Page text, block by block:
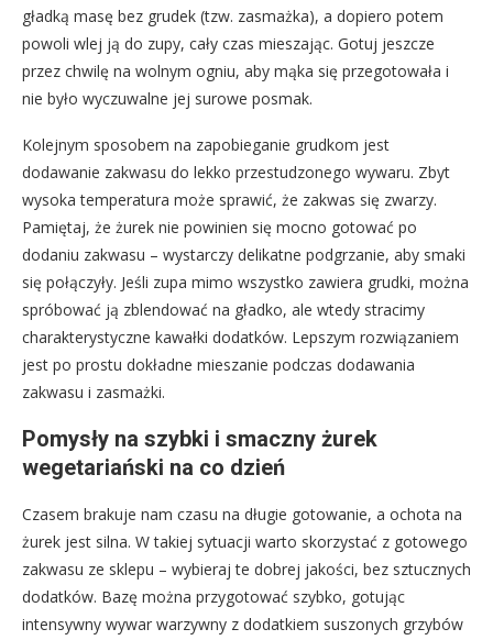
gładką masę bez grudek (tzw. zasmażka), a dopiero potem
powoli wlej ją do zupy, cały czas mieszając. Gotuj jeszcze
przez chwilę na wolnym ogniu, aby mąka się przegotowała i
nie było wyczuwalne jej surowe posmak.
Kolejnym sposobem na zapobieganie grudkom jest
dodawanie zakwasu do lekko przestudzonego wywaru. Zbyt
wysoka temperatura może sprawić, że zakwas się zwarzy.
Pamiętaj, że żurek nie powinien się mocno gotować po
dodaniu zakwasu – wystarczy delikatne podgrzanie, aby smaki
się połączyły. Jeśli zupa mimo wszystko zawiera grudki, można
spróbować ją zblendować na gładko, ale wtedy stracimy
charakterystyczne kawałki dodatków. Lepszym rozwiązaniem
jest po prostu dokładne mieszanie podczas dodawania
zakwasu i zasmażki.
Pomysły na szybki i smaczny żurek
wegetariański na co dzień
Czasem brakuje nam czasu na długie gotowanie, a ochota na
żurek jest silna. W takiej sytuacji warto skorzystać z gotowego
zakwasu ze sklepu – wybieraj te dobrej jakości, bez sztucznych
dodatków. Bazę można przygotować szybko, gotując
intensywny wywar warzywny z dodatkiem suszonych grzybów